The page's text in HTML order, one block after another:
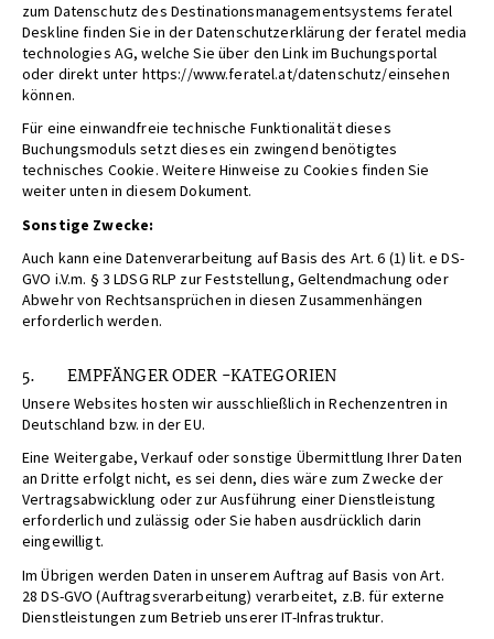
zum Datenschutz des Destinationsmanagementsystems feratel
Deskline finden Sie in der Datenschutzerklärung der feratel media
technologies AG, welche Sie über den Link im Buchungsportal
oder direkt unter https://www.feratel.at/datenschutz/einsehen
können.
Für eine einwandfreie technische Funktionalität dieses
Buchungsmoduls setzt dieses ein zwingend benötigtes
technisches Cookie. Weitere Hinweise zu Cookies finden Sie
weiter unten in diesem Dokument.
Sonstige Zwecke:
Auch kann eine Datenverarbeitung auf Basis des Art. 6 (1) lit. e DS-
GVO i.V.m. § 3 LDSG RLP zur Feststellung, Geltendmachung oder
Abwehr von Rechtsansprüchen in diesen Zusammenhängen
erforderlich werden.
5. EMPFÄNGER ODER -KATEGORIEN
Unsere Websites hosten wir ausschließlich in Rechenzentren in
Deutschland bzw. in der EU.
Eine Weitergabe, Verkauf oder sonstige Übermittlung Ihrer Daten
an Dritte erfolgt nicht, es sei denn, dies wäre zum Zwecke der
Vertragsabwicklung oder zur Ausführung einer Dienstleistung
erforderlich und zulässig oder Sie haben ausdrücklich darin
eingewilligt.
Im Übrigen werden Daten in unserem Auftrag auf Basis von Art.
28 DS-GVO (Auftragsverarbeitung) verarbeitet, z.B. für externe
Dienstleistungen zum Betrieb unserer IT-Infrastruktur.